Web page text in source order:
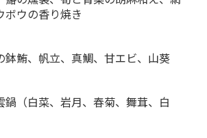
ボウの香り焼き
鉢鮪、帆立、真鯛、甘エビ、山葵
鍋（白菜、岩月、春菊、舞茸、白